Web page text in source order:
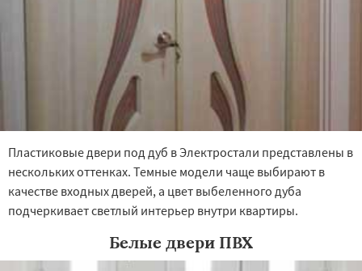
Пластиковые двери под дуб в Электростали представлены в
нескольких оттенках. Темные модели чаще выбирают в
качестве входных дверей, а цвет выбеленного дуба
подчеркивает светлый интерьер внутри квартиры.
Белые двери ПВХ